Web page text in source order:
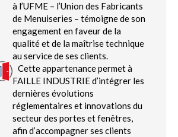
à l’UFME – l’Union des Fabricants
de Menuiseries – témoigne de son
engagement en faveur de la
qualité et de la maîtrise technique
au service de ses clients.
Cette appartenance permet à
FAILLE INDUSTRIE d’intégrer les
dernières évolutions
réglementaires et innovations du
secteur des portes et fenêtres,
afin d’accompagner ses clients